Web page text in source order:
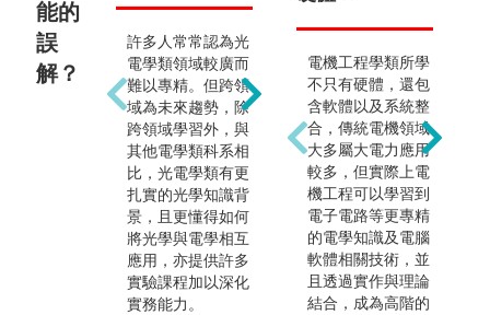
能的
誤
解？
許多人常常認為光
電學類領域較廣而
難以專精。但跨領
域為未來趨勢，除
跨領域學習外，與
其他電學類科系相
比，光電學類有更
扎實的光學知識背
景，且更懂得如何
將光學與電學相互
應用，亦提供許多
實驗課程加以深化
實務能力。
光電出路極為寬
廣，舉凡光電半導
體、顯示、化學、
材料、通訊、生醫
等領域，皆須具備
光電系統及專業能
力的跨領域人才。
電機工程學類所學
不只有硬體，還包
含軟體以及系統整
合，傳統電機領域
大多屬大電力應用
較多，但實際上電
機工程可以學習到
電子電路等更專精
的電學知識及電腦
軟體相關技術，並
且透過實作與理論
結合，成為高階的